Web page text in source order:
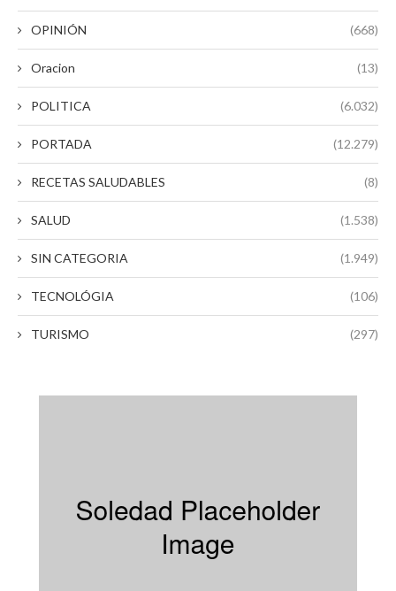
OPINIÓN (668)
Oracion (13)
POLITICA (6.032)
PORTADA (12.279)
RECETAS SALUDABLES (8)
SALUD (1.538)
SIN CATEGORIA (1.949)
TECNOLÓGIA (106)
TURISMO (297)